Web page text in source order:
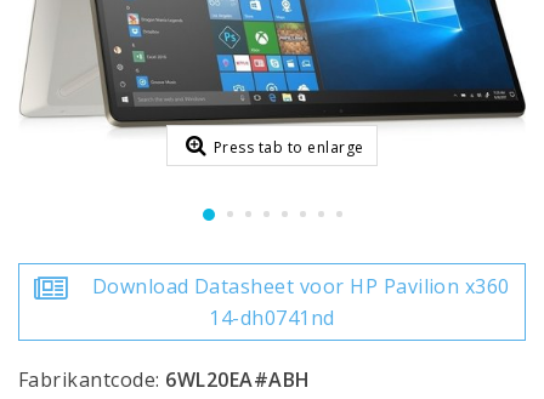
Press tab to enlarge
Download Datasheet voor HP Pavilion x360
14-dh0741nd
Fabrikantcode: 6WL20EA#ABH